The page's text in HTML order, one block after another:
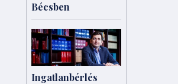
Bécsben
Ingatlanbérlés